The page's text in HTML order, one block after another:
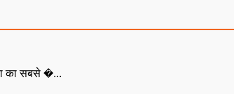
का सबसे �...